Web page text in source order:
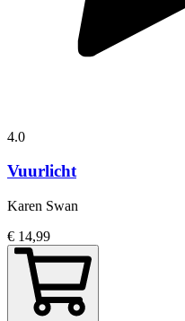
4.0
Vuurlicht
Karen Swan
€ 14,99